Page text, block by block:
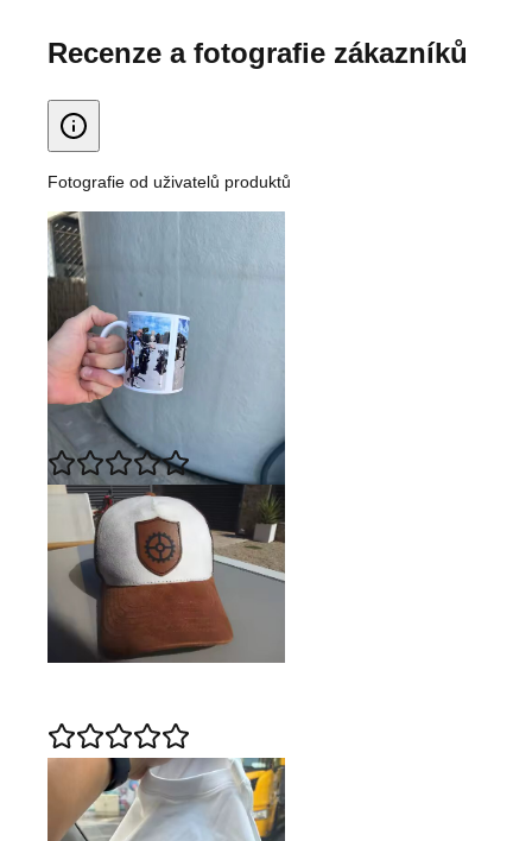
Recenze a fotografie zákazníků
Fotografie od uživatelů produktů